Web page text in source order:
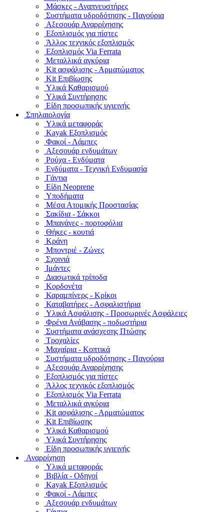
Μάσκες - Αναπνευστήρες
Συστήματα υδροδότησης - Παγούρια
Αξεσουάρ Αναρρίχησης
Εξοπλισμός για πίστες
Άλλος τεχνικός εξοπλισμός
Εξοπλισμός Via Ferrata
Μεταλλικά αγκύρια
Kit ασφάλισης - Αρματώματος
Kit Επιβίωσης
Υλικά Καθαρισμού
Υλικά Συντήρησης
Είδη προσωπικής υγιεινής
Σπηλαιολογία
Υλικά μεταφοράς
Kayak Εξοπλισμός
Φακοί - Λάμπες
Αξεσουάρ ενδυμάτων
Ρούχα - Ενδύματα
Ενδύματα - Τεχνική Ενδυμασία
Γάντια
Είδη Neoprene
Υποδήματα
Μέσα Ατομικής Προστασίας
Σακίδια - Σάκκοι
Μπανάνες - πορτοφόλια
Θήκες - κουτιά
Κράνη
Μποντριέ - Ζώνες
Σχοινιά
Ιμάντες
Διασωτικά τρίποδα
Κορδονέτα
Καραμπίνερς - Κρίκοι
Καταβατήρες - Ασφαλιστήρια
Υλικά Ασφάλισης - Προσωρινές Ασφάλειες
Φρένα Ανάβασης - ποδωστήρια
Συστήματα ανάσχεσης Πτώσης
Τροχαλίες
Μαχαίρια - Κοπτικά
Συστήματα υδροδότησης - Παγούρια
Αξεσουάρ Αναρρίχησης
Εξοπλισμός για πίστες
Άλλος τεχνικός εξοπλισμός
Εξοπλισμός Via Ferrata
Μεταλλικά αγκύρια
Kit ασφάλισης - Αρματώματος
Kit Επιβίωσης
Υλικά Καθαρισμού
Υλικά Συντήρησης
Είδη προσωπικής υγιεινής
Αναρρίχηση
Υλικά μεταφοράς
Βιβλία - Οδηγοί
Kayak Εξοπλισμός
Φακοί - Λάμπες
Αξεσουάρ ενδυμάτων